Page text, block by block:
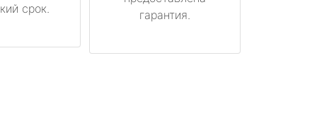
срок.
гарантия.